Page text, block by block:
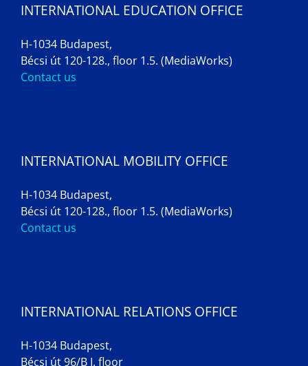
INTERNATIONAL EDUCATION OFFICE
H-1034 Budapest,
Bécsi út 120-128., floor 1.5. (MediaWorks)
Contact us
INTERNATIONAL MOBILITY OFFICE
H-1034 Budapest,
Bécsi út 120-128., floor 1.5. (MediaWorks)
Contact us
INTERNATIONAL RELATIONS OFFICE
H-1034 Budapest,
Bécsi út 96/B I. floor